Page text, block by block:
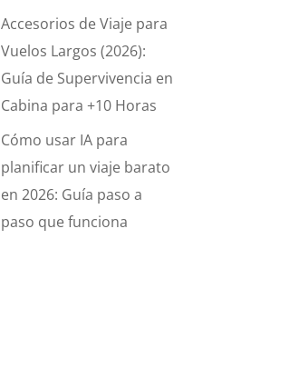
Accesorios de Viaje para
Vuelos Largos (2026):
Guía de Supervivencia en
Cabina para +10 Horas
Cómo usar IA para
planificar un viaje barato
en 2026: Guía paso a
paso que funciona